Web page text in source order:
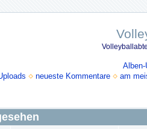
neueste Kommentare am